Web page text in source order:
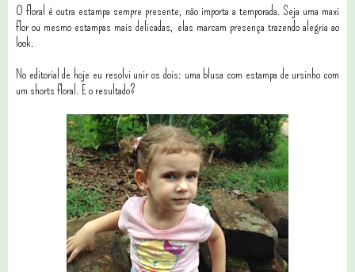
O floral é outra estampa sempre presente, não importa a temporada. Seja uma maxi
flor ou mesmo estampas mais delicadas, elas marcam presença trazendo alegria ao
look.
No editorial de hoje eu resolvi unir os dois: uma blusa com estampa de ursinho com
um shorts floral. E o resultado?